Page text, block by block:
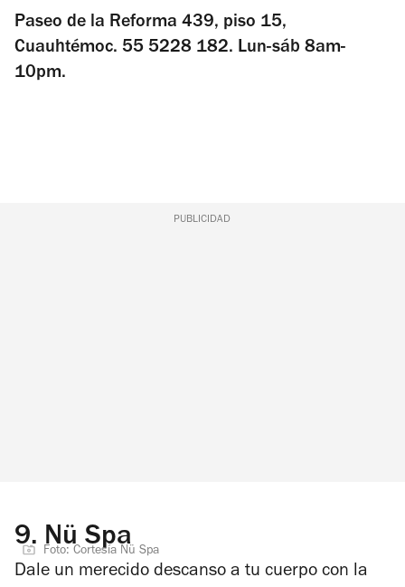
Paseo de la Reforma 439, piso 15,
Cuauhtémoc. 55 5228 182. Lun-sáb 8am-
10pm.
PUBLICIDAD
9. Nü Spa
Foto: Cortesía Nü Spa
Dale un merecido descanso a tu cuerpo con la